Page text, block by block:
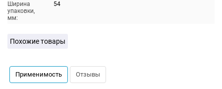
Ширина
упаковки,
мм:
54
Похожие товары
Применимость Отзывы